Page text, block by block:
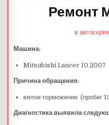
Ремонт
в
Машина:
Mitsubishi Lancer 10 2007
Причина обращения:
вялое торможение (пробег
Диагностика выявила